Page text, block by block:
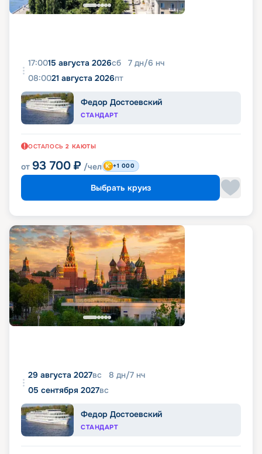
17:0015 августа 2026сб 7 дн/6 нч
08:0021 августа 2026пт
Федор Достоевский
СТАНДАРТ
ОСТАЛОСЬ 2 КАЮТЫ
от 93 700 ₽ /чел +1 000
Выбрать круиз
29 августа 2027вс 8 дн/7 нч
05 сентября 2027вс
Федор Достоевский
СТАНДАРТ